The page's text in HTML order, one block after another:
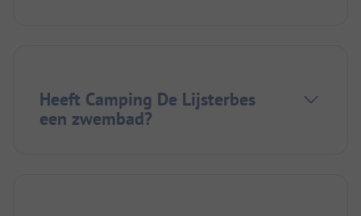
Heeft Camping De Lijsterbes
een zwembad?